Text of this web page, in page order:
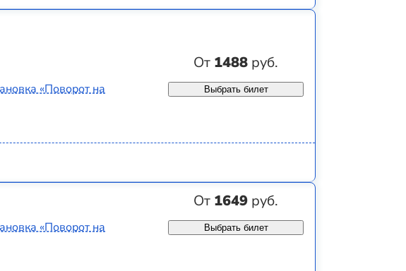
От 1488 руб.
«Поворот на
Выбрать билет
От 1649 руб.
«Поворот на
Выбрать билет